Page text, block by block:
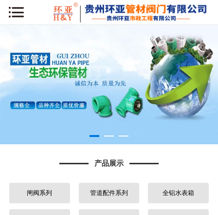
产品展示
闸阀系列 管道配件系列 全铝水表箱
公司简介
荣誉资质
行业知识